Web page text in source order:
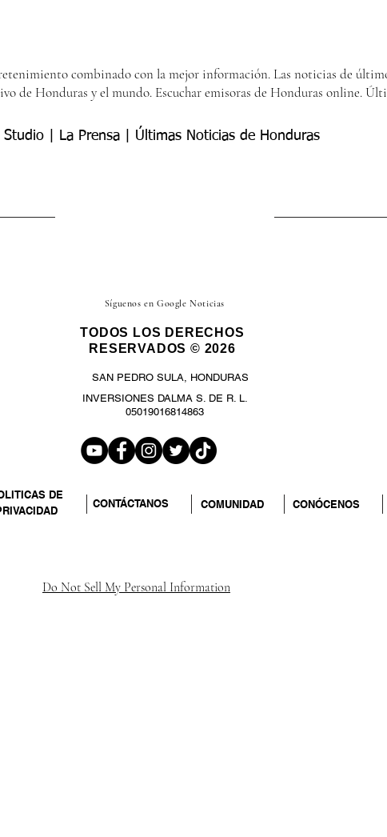
combinado con la mejor información. Las noticias de
de Honduras y el mundo. Escuchar emisoras de Honduras online.
Studio | La Prensa | Últimas Noticias de Honduras
Síguenos en Google Noticias
TODOS LOS DERECHOS
RESERVADOS © 2026
SAN PEDRO SULA, HONDURAS
INVERSIONES DALMA S. DE R. L.
05019016814863
DE
CONTÁCTANOS COMUNIDAD CONÓCENOS
Do Not Sell My Personal Information